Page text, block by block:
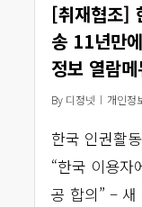
[취재협조]
송 11년만
정보 열람
By 디정넷 개인정
한국 인권활
“한국 이용자
공 합의” –